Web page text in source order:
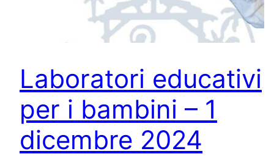
Laboratori educativi
per i bambini – 1
dicembre 2024